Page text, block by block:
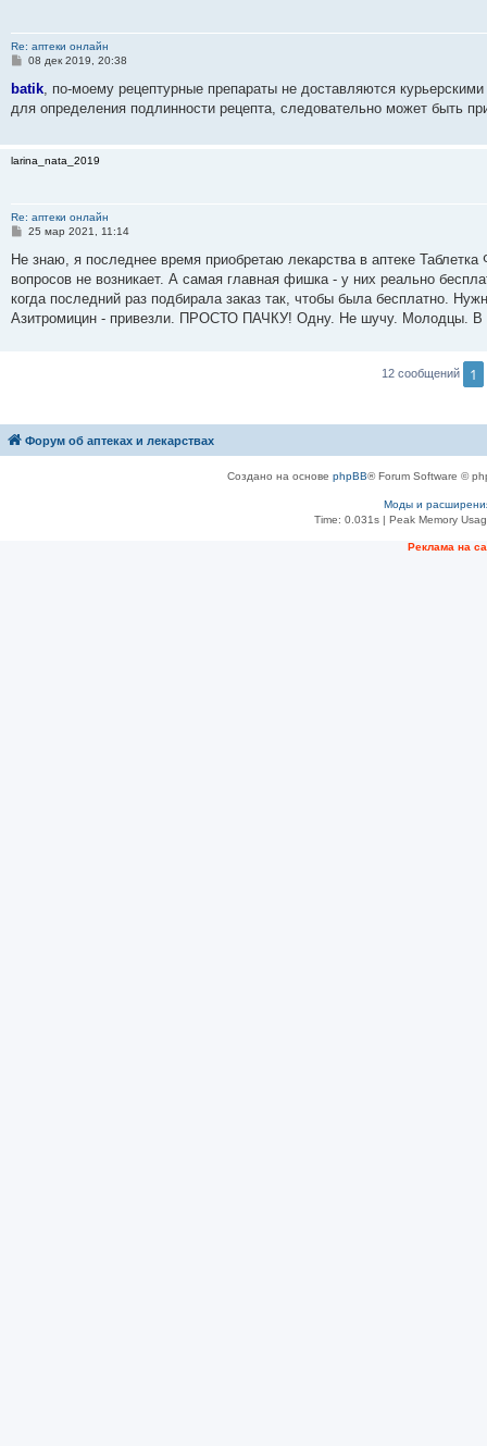
Re: аптеки онлайн
С
о
щ
е
08 дек 2019, 20:38
batik, по-моему рецептурные препараты не доставляются
для определения подлинности рецепта, следовательно может быть
larina_nata_2019
Re: аптеки онлайн
С
о
щ
е
н
и
25 мар 2021, 11:14
Не знаю, я последнее время приобретаю лекарства в аптеке
вопросов не возникает. А самая главная фишка - у них реально
когда последний раз подбирала заказ так, чтобы была бесплатно.
Азитромицин - привезли. ПРОСТО ПАЧКУ! Одну. Не шучу. Молодцы. В
12 сообщений 1
Форум об аптеках и лекарствах
Создано на основе phpBB® Forum Software ©
Моды и
Time: 0.031s| Peak Memory
Рeклама на